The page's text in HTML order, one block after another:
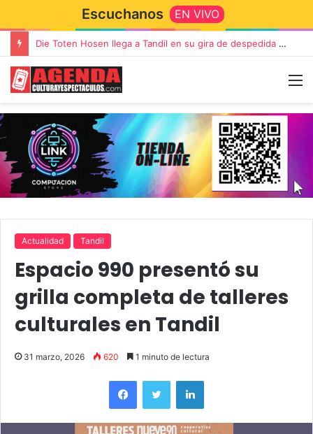
Escuchanos EN VIVO
Die Toten Hosen llega a Tandil en su gira de despedida «Fútbol, Asado, Vino y Adiós Amigos»
Actualidad Tandil
Espacio 990 presentó su
grilla completa de talleres
culturales en Tandil
31 marzo, 2026 620 1 minuto de lectura